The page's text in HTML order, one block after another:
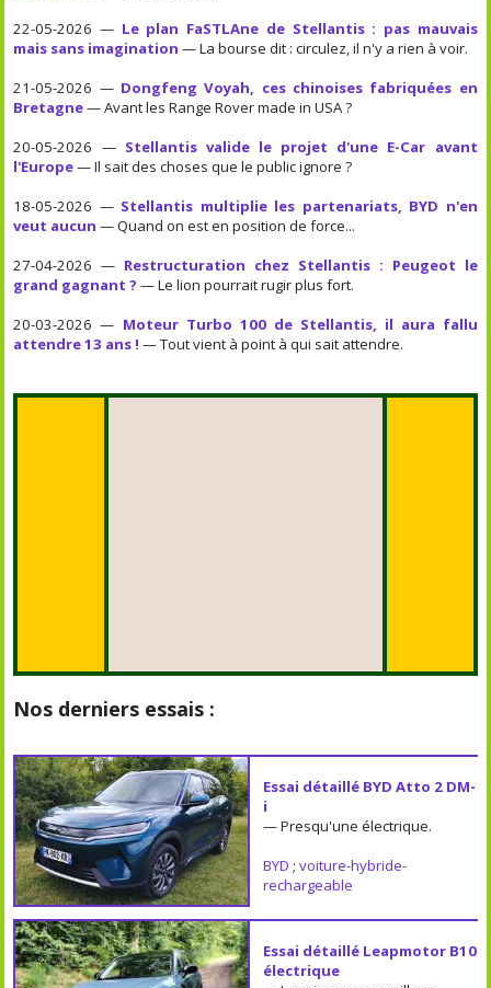
22-05-2026 — Le plan FaSTLAne de Stellantis : pas mauvais
mais sans imagination — La bourse dit : circulez, il n'y a rien à voir.
21-05-2026 — Dongfeng Voyah, ces chinoises fabriquées en
Bretagne— Avant les Range Rover made in USA ?
20-05-2026 — Stellantis valide le projet d'une E-Car avant
l'Europe— Il sait des choses que le public ignore ?
18-05-2026 — Stellantis multiplie les partenariats, BYD n'en
veut aucun — Quand on est en position de force...
27-04-2026 — Restructuration chez Stellantis : Peugeot le
grand gagnant ? — Le lion pourrait rugir plus fort.
20-03-2026 — Moteur Turbo 100 de Stellantis, il aura fallu
attendre 13 ans ! — Tout vient à point à qui sait attendre.
Nos derniers essais :
Essai détaillé BYD Atto 2 DM-
i
— Presqu'une électrique.
BYD ; voiture-hybride-
rechargeable
Essai détaillé Leapmotor B10
électrique